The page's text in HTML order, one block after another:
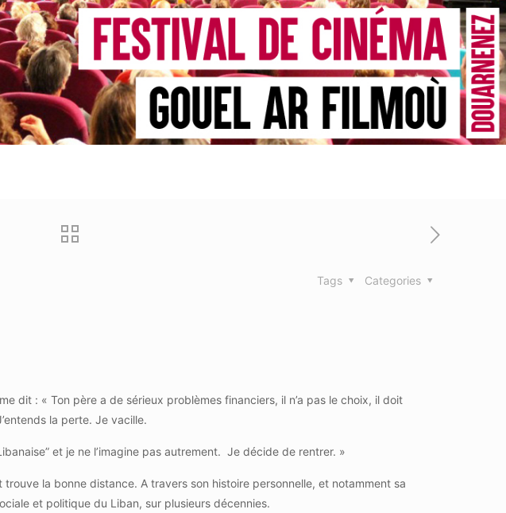
Categories
Tags
dit : « Ton père a de sérieux problèmes financiers, il n’a pas le choix, il doit
la perte. Je vacille.
et je ne l’imagine pas autrement. Je décide de rentrer. »
la bonne distance. A travers son histoire personnelle, et notamment sa
et politique du Liban, sur plusieurs décennies.